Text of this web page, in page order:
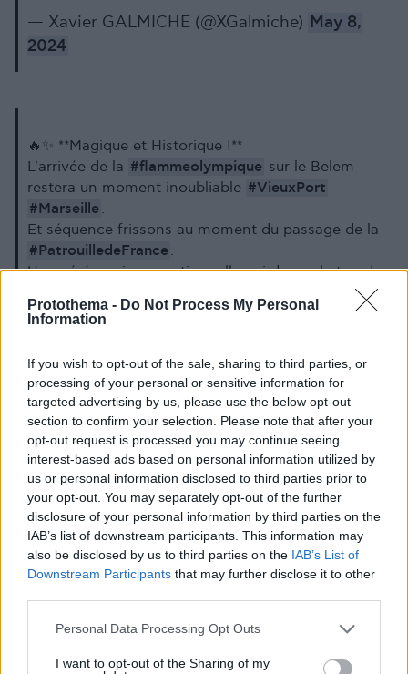
Protothema - Do Not Process My Personal
Information
If you wish to opt-out of the sale, sharing to third parties, or
processing of your personal or sensitive information for
targeted advertising by us, please use the below opt-out
section to confirm your selection. Please note that after your
opt-out request is processed you may continue seeing
interest-based ads based on personal information utilized by
us or personal information disclosed to third parties prior to
your opt-out. You may separately opt-out of the further
disclosure of your personal information by third parties on the
IAB’s list of downstream participants. This information may
also be disclosed by us to third parties on the IAB’s List of
Downstream Participants that may further disclose it to other
Please note that this website/app uses one or more Google
not limited to your visit or usage behaviour. You may click to
Personal Data Processing Opt Outs
I want to opt-out of the Sharing of my
— Xavier GALMICHE (@XGalmiche) May 8,
2024
🔥✨ **Magique et Historique !**
L'arrivée de la #flammeolympique sur le Belem
restera un moment inoubliable #VieuxPort
#Marseille.
Et séquence frissons au moment du passage de la
#PatrouilledeFrance.
Une cérémonie exceptionnelle qui donne le ton de
pic.twitter.com/KTjk3yUFRt
— Yann CUCHERAT (@YCUCHERAT)May 8,
2024
La flamme olympique et paralympique est
désormais entre nos mains. Honneur, bonheur et
responsabilité. La France est prête. Que la fête
commence ! 🇨🇵#FlammeOlympique
pic.twitter.com/UBKaNd3ae8
2024